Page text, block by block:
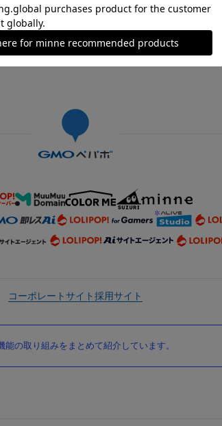
Pepabo, Inc. All rights reserved.
コーポレートサイト採用サイト
の取り組みをまとめて紹介しています。